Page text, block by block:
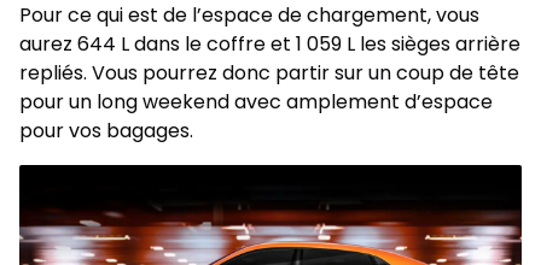
Pour ce qui est de l’espace de chargement, vous
aurez 644 L dans le coffre et 1 059 L les sièges arrière
repliés. Vous pourrez donc partir sur un coup de tête
pour un long weekend avec amplement d’espace
pour vos bagages.